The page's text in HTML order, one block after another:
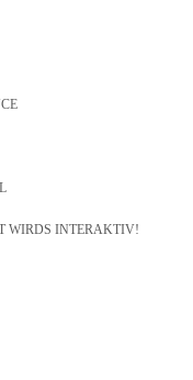
WIRDS INTERAKTIV!